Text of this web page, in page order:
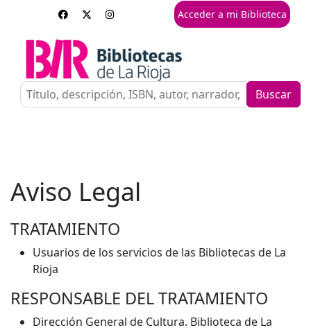
Acceder a mi Biblioteca
Buscar
Aviso Legal
TRATAMIENTO
Usuarios de los servicios de las Bibliotecas de La
Rioja
RESPONSABLE DEL TRATAMIENTO
Dirección General de Cultura. Biblioteca de La